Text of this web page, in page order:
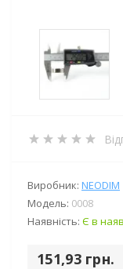
Виробник: NEODIM
Модель: 0008
Наявність: Є в
151,93 грн.